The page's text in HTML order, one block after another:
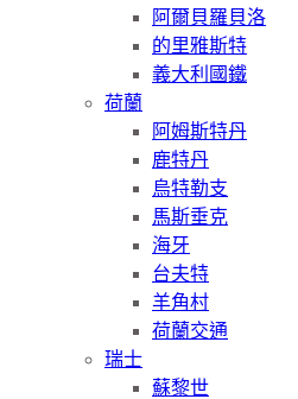
阿爾貝羅貝洛
的里雅斯特
義大利國鐵
荷蘭
阿姆斯特丹
鹿特丹
烏特勒支
馬斯垂克
海牙
台夫特
羊角村
荷蘭交通
瑞士
蘇黎世